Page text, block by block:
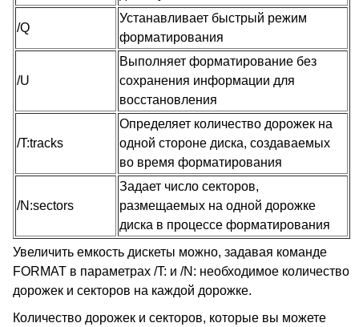
/Q
Устанавливает быстрый режим
форматирования
/U
Выполняет форматирование без
сохранения информации для
восстановления
/T:tracks
Определяет количество дорожек на
одной стороне диска, создаваемых
во время форматирования
/N:sectors
Задает число секторов,
размещаемых на одной дорожке
диска в процессе форматирования
Увеличить емкость дискеты можно, задавая команде
FORMAT в параметрах /T: и /N: необходимое количество
дорожек и секторов на каждой дорожке.
Количество дорожек и секторов, которые вы можете